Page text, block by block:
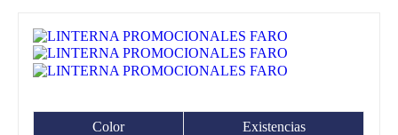
Color Existencias